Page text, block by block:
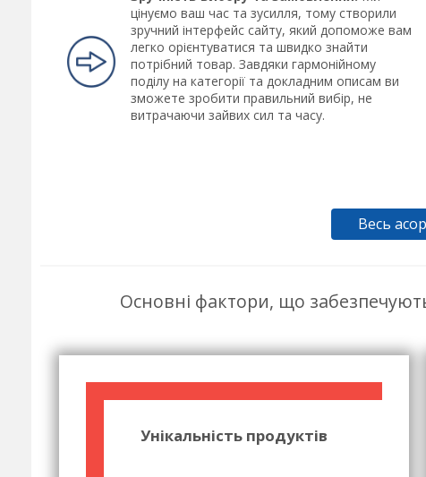
цінуємо ваш час та зусилля, тому створили
зручний інтерфейс сайту, який допоможе вам
легко орієнтуватися та швидко знайти
потрібний товар. Завдяки гармонійному
поділу на категорії та докладним описам ви
зможете зробити правильний вибір, не
витрачаючи зайвих сил та часу.
Весь
Основні фактори, що
Унікальність продуктів